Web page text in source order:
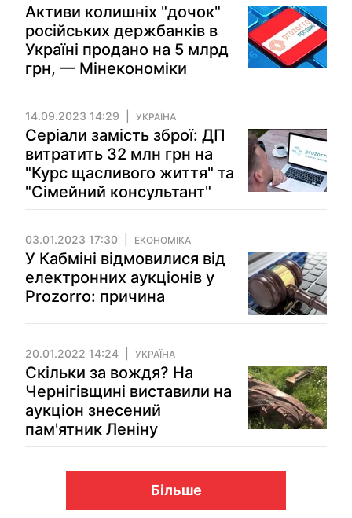
Активи колишніх "дочок"
російських держбанків в
Україні продано на 5 млрд
грн, — Мінекономіки
14.09.2023 14:29 УКРАЇНА
Серіали замість зброї: ДП
витратить 32 млн грн на
"Курс щасливого життя" та
"Сімейний консультант"
03.01.2023 17:30 ЕКОНОМІКА
У Кабміні відмовилися від
електронних аукціонів у
Prozorro: причина
20.01.2022 14:24 УКРАЇНА
Скільки за вождя? На
Чернігівщині виставили на
аукціон знесений
пам'ятник Леніну
Більше